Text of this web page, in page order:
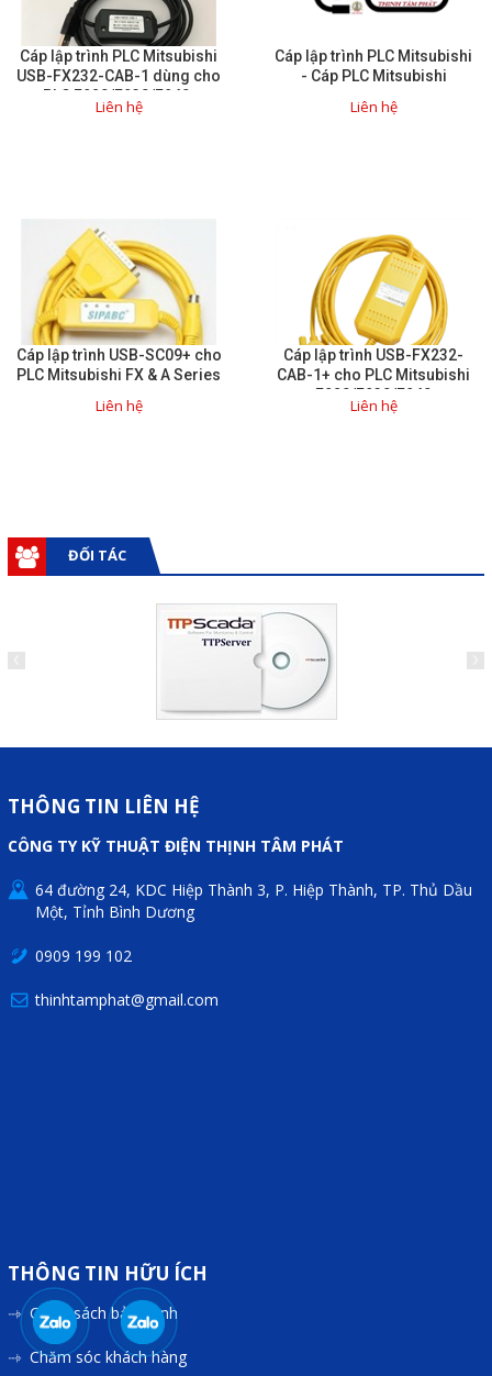
Cáp lập trình PLC Mitsubishi
USB-FX232-CAB-1 dùng cho
PLC F920/F930/F940.
Liên hệ
Cáp lập trình PLC Mitsubishi
- Cáp PLC Mitsubishi
Liên hệ
Cáp lập trình USB-SC09+ cho
PLC Mitsubishi FX & A Series
Liên hệ
Cáp lập trình USB-FX232-
CAB-1+ cho PLC Mitsubishi
F920/F930/F940
Liên hệ
ĐỐI TÁC
THÔNG TIN LIÊN HỆ
CÔNG TY KỸ THUẬT ĐIỆN THỊNH TÂM PHÁT
64 đường 24, KDC Hiệp Thành 3, P. Hiệp Thành, TP. Thủ Dầu
Một, Tỉnh Bình Dương
0909 199 102
thinhtamphat@gmail.com
THÔNG TIN HỮU ÍCH
Chính sách bảo hành
Chăm sóc khách hàng